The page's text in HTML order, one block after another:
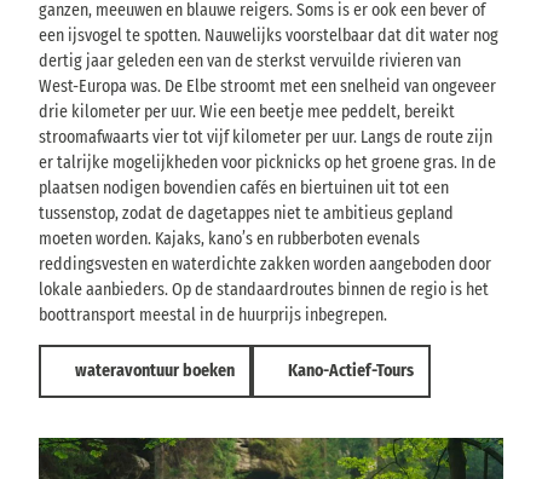
ganzen, meeuwen en blauwe reigers. Soms is er ook een bever of
een ijsvogel te spotten. Nauwelijks voorstelbaar dat dit water nog
dertig jaar geleden een van de sterkst vervuilde rivieren van
West-Europa was. De Elbe stroomt met een snelheid van ongeveer
drie kilometer per uur. Wie een beetje mee peddelt, bereikt
stroomafwaarts vier tot vijf kilometer per uur. Langs de route zijn
er talrijke mogelijkheden voor picknicks op het groene gras. In de
plaatsen nodigen bovendien cafés en biertuinen uit tot een
tussenstop, zodat de dagetappes niet te ambitieus gepland
moeten worden. Kajaks, kano’s en rubberboten evenals
reddingsvesten en waterdichte zakken worden aangeboden door
lokale aanbieders. Op de standaardroutes binnen de regio is het
boottransport meestal in de huurprijs inbegrepen.
wateravontuur boeken Kano-Actief-Tours